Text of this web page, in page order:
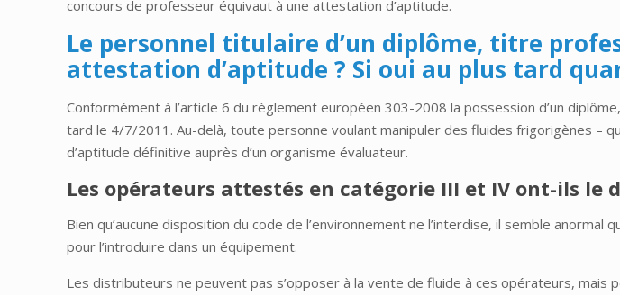
concours de professeur équivaut à une attestation d’aptitude.
Le personnel titulaire d’un diplôme, titre
attestation d’aptitude ? Si oui au plus tard
Conformément à l’article 6 du règlement européen 303-2008 la possession d’un
tard le 4/7/2011. Au-delà, toute personne voulant manipuler des fluides frigorigènes –
d’aptitude définitive auprès d’un organisme évaluateur.
Les opérateurs attestés en catégorie III et IV ont-ils le
Bien qu’aucune disposition du code de l’environnement ne l’interdise, il semble
pour l’introduire dans un équipement.
Les distributeurs ne peuvent pas s’opposer à la vente de fluide à ces opérateurs, mais